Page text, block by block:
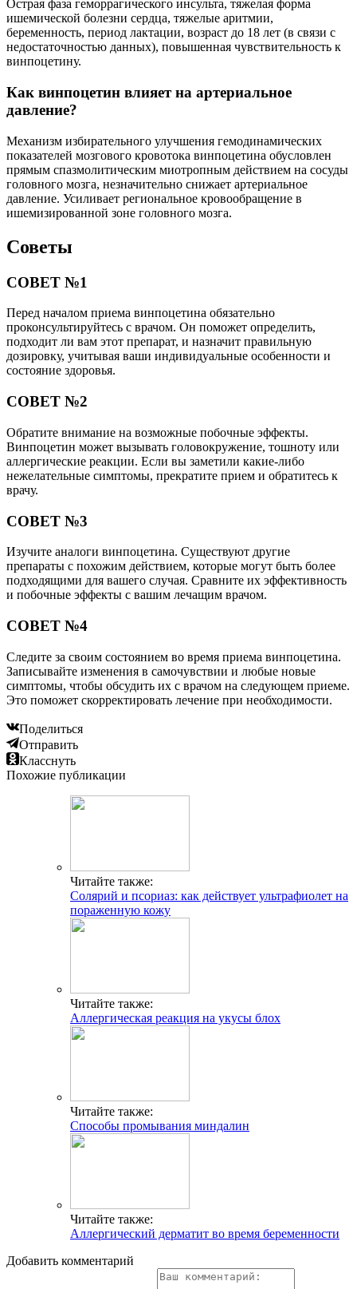
Острая фаза геморрагического инсульта, тяжелая форма
ишемической болезни сердца, тяжелые аритмии,
беременность, период лактации, возраст до 18 лет (в связи с
недостаточностью данных), повышенная чувствительность к
винпоцетину.
Как винпоцетин влияет на артериальное
давление?
Механизм избирательного улучшения гемодинамических
показателей мозгового кровотока винпоцетина обусловлен
прямым спазмолитическим миотропным действием на сосуды
головного мозга, незначительно снижает артериальное
давление. Усиливает региональное кровообращение в
ишемизированной зоне головного мозга.
Советы
СОВЕТ №1
Перед началом приема винпоцетина обязательно
проконсультируйтесь с врачом. Он поможет определить,
подходит ли вам этот препарат, и назначит правильную
дозировку, учитывая ваши индивидуальные особенности и
состояние здоровья.
СОВЕТ №2
Обратите внимание на возможные побочные эффекты.
Винпоцетин может вызывать головокружение, тошноту или
аллергические реакции. Если вы заметили какие-либо
нежелательные симптомы, прекратите прием и обратитесь к
врачу.
СОВЕТ №3
Изучите аналоги винпоцетина. Существуют другие
препараты с похожим действием, которые могут быть более
подходящими для вашего случая. Сравните их эффективность
и побочные эффекты с вашим лечащим врачом.
СОВЕТ №4
Следите за своим состоянием во время приема винпоцетина.
Записывайте изменения в самочувствии и любые новые
симптомы, чтобы обсудить их с врачом на следующем приеме.
Это поможет скорректировать лечение при необходимости.
Поделиться
Отправить
Класснуть
Похожие публикации
Читайте также:
Солярий и псориаз: как действует ультрафиолет на
пораженную кожу
Читайте также:
Аллергическая реакция на укусы блох
Читайте также:
Способы промывания миндалин
Читайте также:
Аллергический дерматит во время беременности
Добавить комментарий